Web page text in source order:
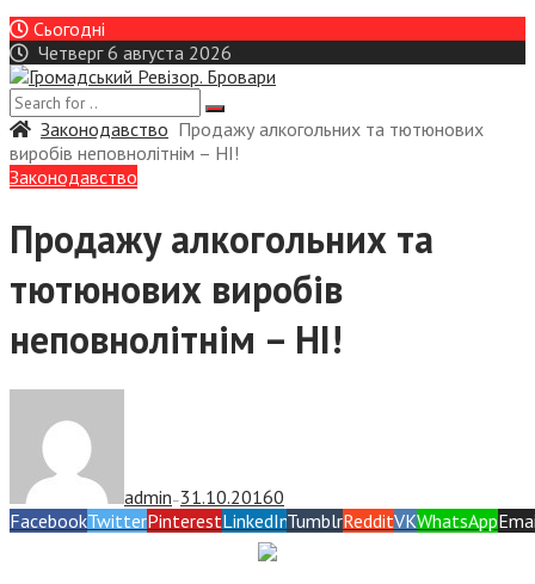
Сьогодні
Четверг 6 августа 2026
Законодавство Продажу алкогольних та тютюнових
виробів неповнолітнім – НІ!
Законодавство
Продажу алкогольних та
тютюнових виробів
неповнолітнім – НІ!
admin — 31.10.20160
FacebookTwitterPinterestLinkedInTumblrRedditVKWhatsApp